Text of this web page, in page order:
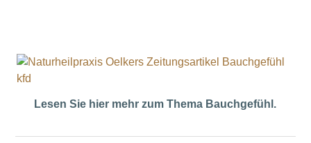
Lesen Sie hier mehr zum Thema Bauchgefühl.